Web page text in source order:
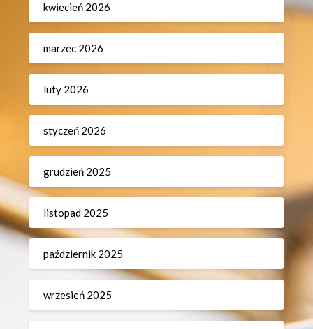
kwiecień 2026
marzec 2026
luty 2026
styczeń 2026
grudzień 2025
listopad 2025
październik 2025
wrzesień 2025